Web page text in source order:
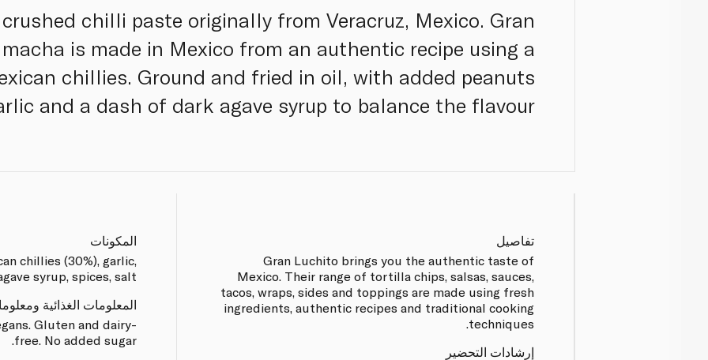
chilli paste originally from Veracruz, Mexico. Gran
is made in Mexico from an authentic recipe using a
chillies. Ground and fried in oil, with added peanuts
and a dash of dark agave syrup to balance the flavour.
تفاصيل
Gran Luchito brings you the authentic taste of
Mexico. Their range of tortilla chips, salsas, sauces,
tacos, wraps, sides and toppings are made using fresh
ingredients, authentic recipes and traditional cooking
techniques.
إرشادات التحضير
المكونات
chillies (30%), garlic,
syrup, spices, salt.
المعلومات الغذائية
Gluten and dairy-
free. No added sugar.